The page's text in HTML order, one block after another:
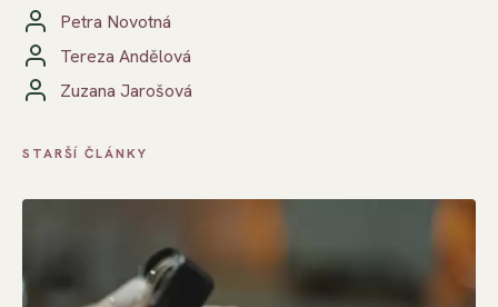
Petra Novotná
Tereza Andělová
Zuzana Jarošová
STARŠÍ ČLÁNKY